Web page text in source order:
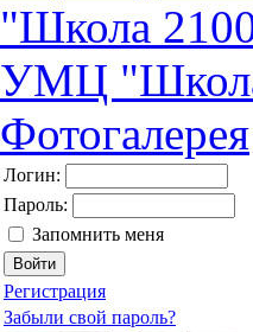
"Школа
УМЦ
Фотогалерея
Логин:
Пароль:
Запомнить меня
Регистрация
Забыли свой пароль?